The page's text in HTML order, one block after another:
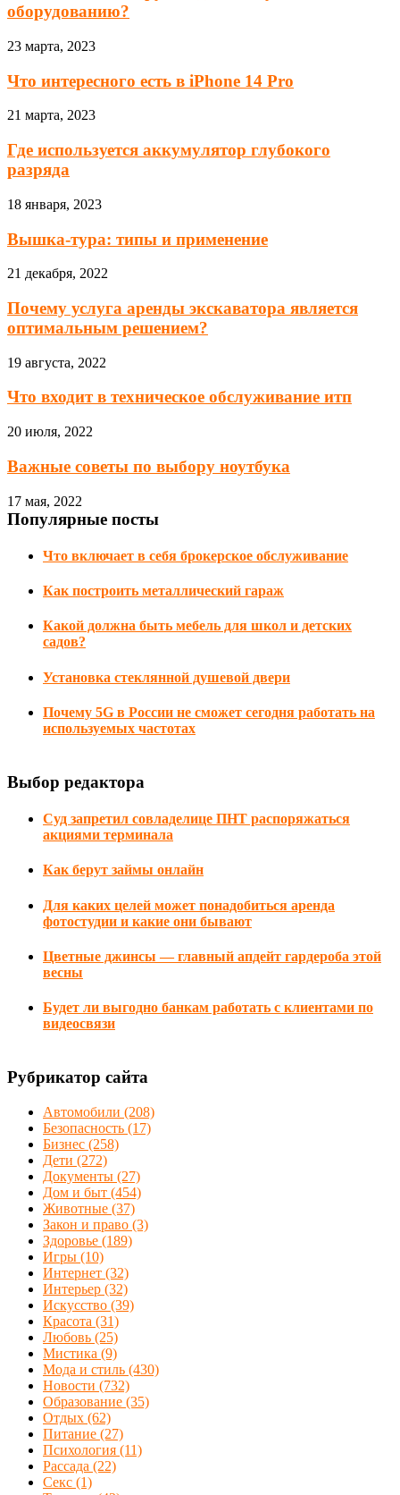
оборудованию?
23 марта, 2023
Что интересного есть в iPhone 14 Pro
21 марта, 2023
Где используется аккумулятор глубокого
разряда
18 января, 2023
Вышка-тура: типы и применение
21 декабря, 2022
Почему услуга аренды экскаватора является
оптимальным решением?
19 августа, 2022
Что входит в техническое обслуживание итп
20 июля, 2022
Важные советы по выбору ноутбука
17 мая, 2022
Популярные посты
Что включает в себя брокерское обслуживание
Как построить металлический гараж
Какой должна быть мебель для школ и детских
садов?
Установка стеклянной душевой двери
Почему 5G в России не сможет сегодня работать на
используемых частотах
Выбор редактора
Суд запретил совладелице ПНТ распоряжаться
акциями терминала
Как берут займы онлайн
Для каких целей может понадобиться аренда
фотостудии и какие они бывают
Цветные джинсы — главный апдейт гардероба этой
весны
Будет ли выгодно банкам работать с клиентами по
видеосвязи
Рубрикатор сайта
Автомобили (208)
Безопасность (17)
Бизнес (258)
Дети (272)
Документы (27)
Дом и быт (454)
Животные (37)
Закон и право (3)
Здоровье (189)
Игры (10)
Интернет (32)
Интерьер (32)
Искусство (39)
Красота (31)
Любовь (25)
Мистика (9)
Мода и стиль (430)
Новости (732)
Образование (35)
Отдых (62)
Питание (27)
Психология (11)
Рассада (22)
Секс (1)